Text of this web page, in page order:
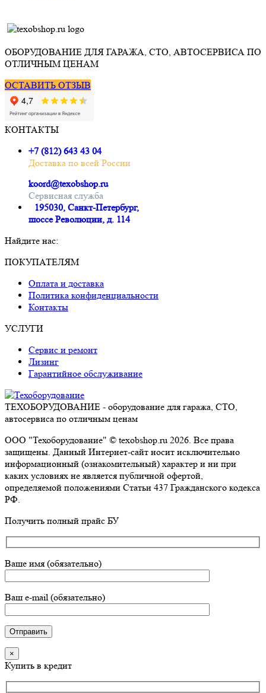
ОБОРУДОВАНИЕ ДЛЯ ГАРАЖА, СТО, АВТОСЕРВИСА ПО
ОТЛИЧНЫМ ЦЕНАМ
ОСТАВИТЬ ОТЗЫВ
КОНТАКТЫ
+7 (812) 643 43 04
Доставка по всей России
koord@texobshop.ru
Сервисная служба
195030, Санкт-Петербург,
шоссе Революции, д. 114
Найдите нас:
Почта
opens
new
Вконтакте
opens
new
Whatsapp
opens
new
Telegram
opens
new
ПОКУПАТЕЛЯМ
Оплата и доставка
Политика конфиденциальности
Контакты
УСЛУГИ
Сервис и ремонт
Лизинг
Гарантийное обслуживание
ТЕХОБОРУДОВАНИЕ - оборудование для гаража, СТО,
автосервиса по отличным ценам
ООО "Техоборудование" © texobshop.ru 2026. Все права
защищены. Данный Интернет-сайт носит исключительно
информационный (ознакомительный) характер и ни при
каких условиях не является публичной офертой,
определяемой положениями Статьи 437 Гражданского кодекса
РФ.
Go
Получить полный прайс БУ
Ваше имя (обязательно)
Ваш e-mail (обязательно)
×
Купить в кредит